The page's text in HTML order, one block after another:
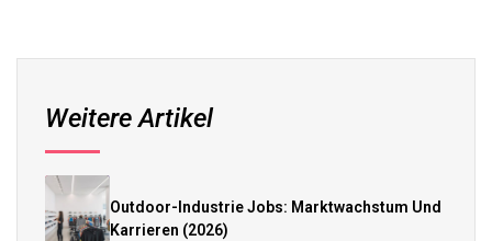
Weitere Artikel
Outdoor-Industrie Jobs: Marktwachstum Und
Karrieren (2026)